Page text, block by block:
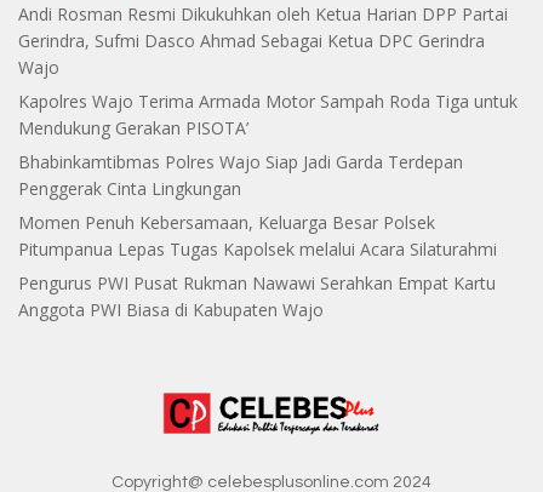
Andi Rosman Resmi Dikukuhkan oleh Ketua Harian DPP Partai
Gerindra, Sufmi Dasco Ahmad Sebagai Ketua DPC Gerindra
Wajo
Kapolres Wajo Terima Armada Motor Sampah Roda Tiga untuk
Mendukung Gerakan PISOTA’
Bhabinkamtibmas Polres Wajo Siap Jadi Garda Terdepan
Penggerak Cinta Lingkungan
Momen Penuh Kebersamaan, Keluarga Besar Polsek
Pitumpanua Lepas Tugas Kapolsek melalui Acara Silaturahmi
Pengurus PWI Pusat Rukman Nawawi Serahkan Empat Kartu
Anggota PWI Biasa di Kabupaten Wajo
Copyright@ celebesplusonline.com 2024